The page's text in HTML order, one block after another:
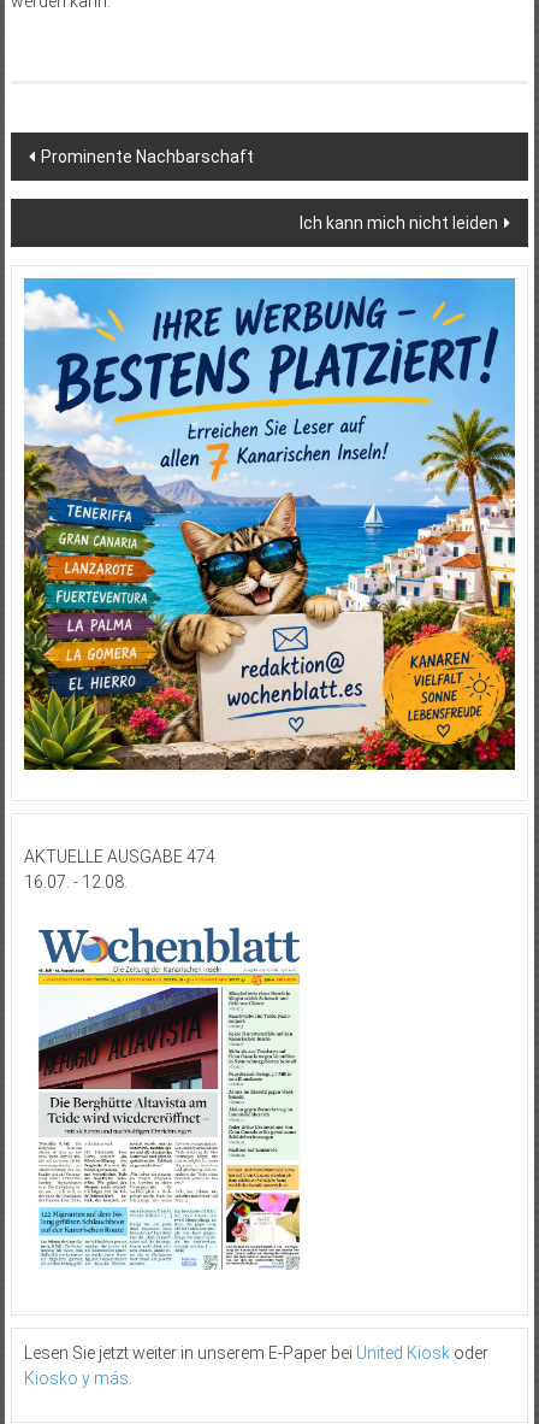
Beitragsnavigation
Prominente Nachbarschaft
Ich kann mich nicht leiden
AKTUELLE AUSGABE 474
16.07. - 12.08.
Lesen Sie jetzt weiter in unserem E-Paper bei United Kioskoder
Kiosko y más